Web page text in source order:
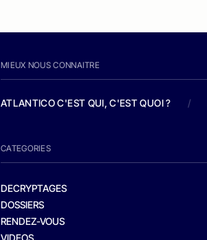
MIEUX NOUS CONNAITRE
ATLANTICO C'EST QUI, C'EST QUOI ? /
CATEGORIES
DECRYPTAGES
DOSSIERS
RENDEZ-VOUS
VIDEOS